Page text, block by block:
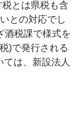
と は県税も含
との対応でし
酒税課で様式を
)で発行される
は、新設法人